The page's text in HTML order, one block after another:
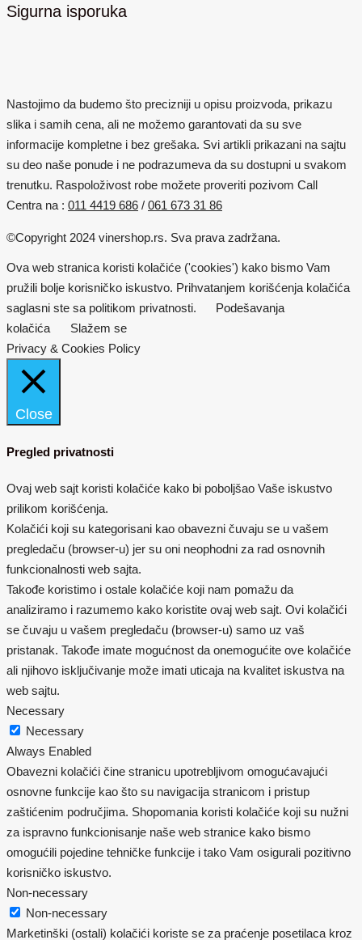
Sigurna isporuka
Nastojimo da budemo što precizniji u opisu proizvoda, prikazu
slika i samih cena, ali ne možemo garantovati da su sve
informacije kompletne i bez grešaka. Svi artikli prikazani na sajtu
su deo naše ponude i ne podrazumeva da su dostupni u svakom
trenutku. Raspoloživost robe možete proveriti pozivom Call
Centra na : 011 4419 686 / 061 673 31 86
©Copyright 2024 vinershop.rs. Sva prava zadržana.
Ova web stranica koristi kolačiće ('cookies') kako bismo Vam
pružili bolje korisničko iskustvo. Prihvatanjem korišćenja kolačića
saglasni ste sa politikom privatnosti.
Podešavanja
kolačića
Slažem se
Privacy & Cookies Policy
Close
Pregled privatnosti
Ovaj web sajt koristi kolačiće kako bi poboljšao Vaše iskustvo
prilikom korišćenja.
Kolačići koji su kategorisani kao obavezni čuvaju se u vašem
pregledaču (browser-u) jer su oni neophodni za rad osnovnih
funkcionalnosti web sajta.
Takođe koristimo i ostale kolačiće koji nam pomažu da
analiziramo i razumemo kako koristite ovaj web sajt. Ovi kolačići
se čuvaju u vašem pregledaču (browser-u) samo uz vaš
pristanak. Takođe imate mogućnost da onemogućite ove kolačiće
ali njihovo isključivanje može imati uticaja na kvalitet iskustva na
web sajtu.
Necessary
Necessary
Always Enabled
Obavezni kolačići čine stranicu upotrebljivom omogućavajući
osnovne funkcije kao što su navigacija stranicom i pristup
zaštićenim područjima. Shopomania koristi kolačiće koji su nužni
za ispravno funkcionisanje naše web stranice kako bismo
omogućili pojedine tehničke funkcije i tako Vam osigurali pozitivno
korisničko iskustvo.
Non-necessary
Non-necessary
Marketinški (ostali) kolačići koriste se za praćenje posetilaca kroz